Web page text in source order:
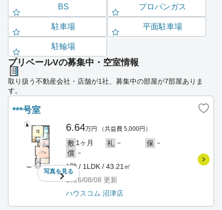
BS プロパンガス
駐車場 平面駐車場
駐輪場
プリベールVの募集中・空室情報
取り扱う不動産会社・店舗が1社、募集中の部屋が7部屋ありま
す。
***号室
写真を見る
6.64万円 （共益費 5,000円）
敷 1ヶ月 礼 － 保 －
償 －
1階 / 1LDK / 43.21㎡
2026/08/08 更新
ハウスコム 沼津店